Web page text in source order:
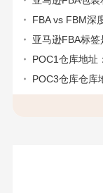
FBA vs FBM深度
亚马逊FBA标签
POC1仓库地址
POC3仓库仓库